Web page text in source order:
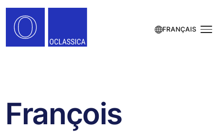
FRANÇAIS
François